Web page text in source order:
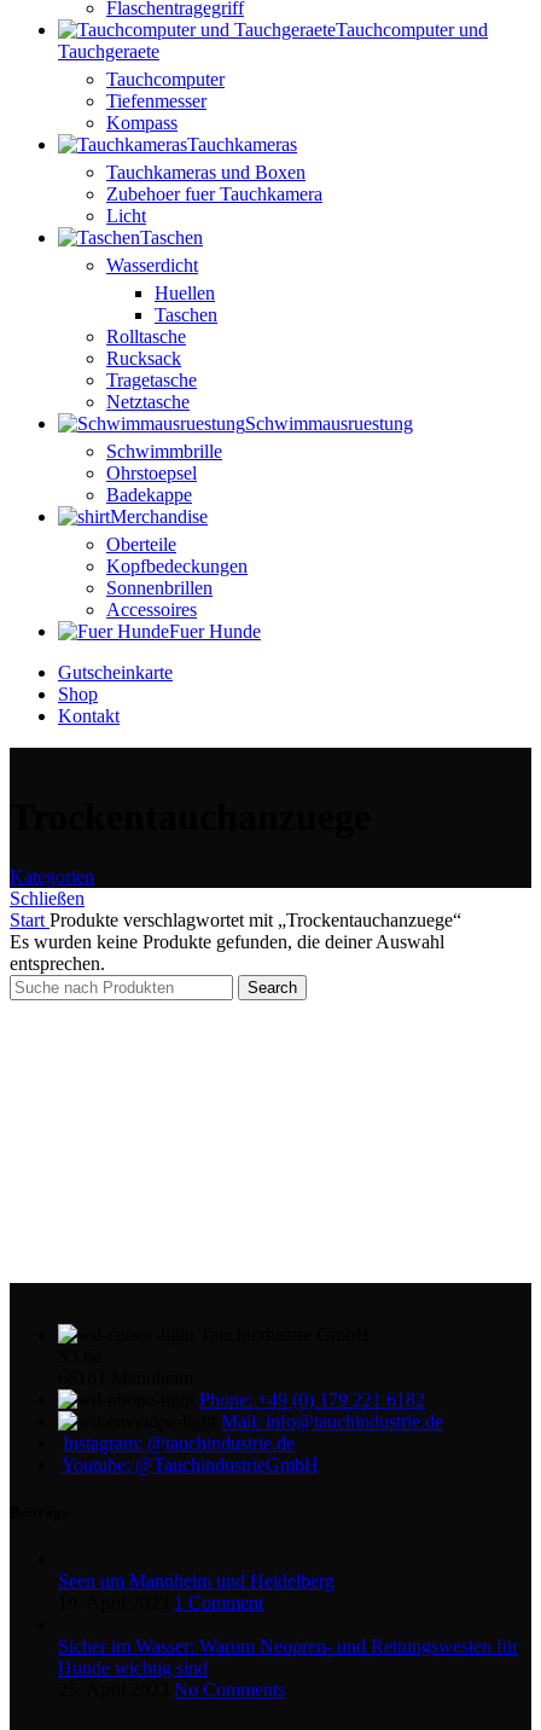
Flaschentragegriff
Tauchcomputer und
Tauchgeraete
Tauchcomputer
Tiefenmesser
Kompass
Tauchkameras
Tauchkameras und Boxen
Zubehoer fuer Tauchkamera
Licht
Taschen
Wasserdicht
Huellen
Taschen
Rolltasche
Rucksack
Tragetasche
Netztasche
Schwimmausruestung
Schwimmbrille
Ohrstoepsel
Badekappe
Merchandise
Oberteile
Kopfbedeckungen
Sonnenbrillen
Accessoires
Fuer Hunde
Gutscheinkarte
Shop
Kontakt
Kategorien
Schließen
Start Produkte verschlagwortet mit „Trockentauchanzuege“
Es wurden keine Produkte gefunden, die deiner Auswahl
entsprechen.
Search
Phone: +49 (0) 179 221 6182
Mail: info@tauchindustrie.de
Instagram: @tauchindustrie.de
Youtube: @TauchindustrieGmbH
Seen um Mannheim und Heidelberg
1 Comment
Sicher im Wasser: Warum Neopren- und Rettungswesten für
Hunde wichtig sind
No Comments